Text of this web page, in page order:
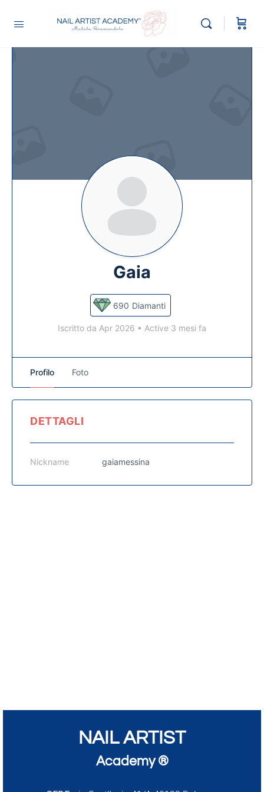
Gaia
690 Diamanti
Iscritto da Apr 2026 • Active 3 mesi fa
Profilo Foto
DETTAGLI
Nickname gaiamessina
NAIL ARTIST
Academy ®